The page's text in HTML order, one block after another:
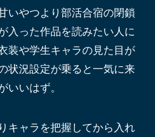
いやつより部活合宿の閉鎖
入った作品を読みたい人に
装や学生キャラの見た目が
状況設定が乗ると一気に来
いいはず。
キャラを把握してから入れ